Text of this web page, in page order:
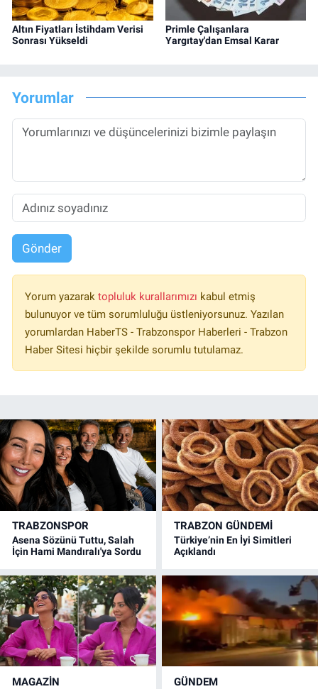
Altın Fiyatları İstihdam Verisi
Sonrası Yükseldi
Primle Çalışanlara
Yargıtay'dan Emsal Karar
Yorumlar
Gönder
Yorum yazarak topluluk kurallarımızı kabul etmiş
bulunuyor ve tüm sorumluluğu üstleniyorsunuz. Yazılan
yorumlardan HaberTS - Trabzonspor Haberleri - Trabzon
Haber Sitesi hiçbir şekilde sorumlu tutulamaz.
TRABZONSPOR
Asena Sözünü Tuttu, Salah
İçin Hami Mandıralı'ya Sordu
TRABZON GÜNDEMİ
Türkiye’nin En İyi Simitleri
Açıklandı
MAGAZİN GÜNDEM